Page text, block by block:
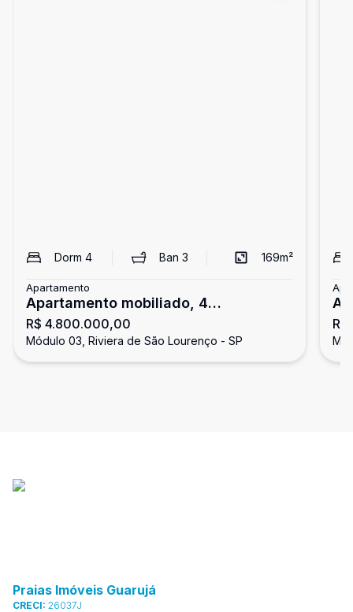
Dorm 4 Ban3 169m²
Apartamento
Apartamento mobiliado, 4
dormitórios, Riviera de São Lourenço
R$ 4.800.000,00
Módulo 03, Riviera de São Lourenço - SP
Praias Imóveis Guarujá
CRECI: 26037J